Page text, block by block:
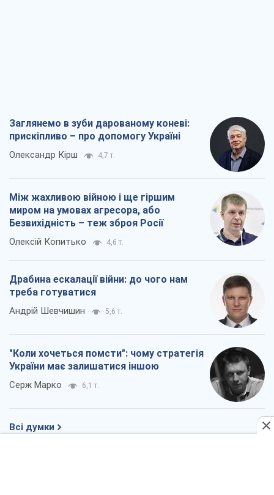
Заглянемо в зуби дарованому коневі:
прискіпливо – про допомогу Україні
Олександр Кірш 4,7 т.
Між жахливою війною і ще гіршим
миром на умовах агресора, або
Безвихідність – теж зброя Росії
Олексій Копитько 4,6 т.
Драбина ескалації війни: до чого нам
треба готуватися
Андрій Шевчишин 5,6 т.
"Коли хочеться помсти": чому стратегія
України має залишатися іншою
Серж Марко 6,1 т.
Всі думки